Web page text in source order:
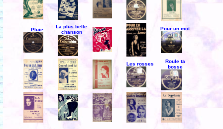
Pluie
La plus belle
chanson
Pour un mot
Les rosses
Roule ta
bosse